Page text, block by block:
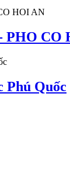
PHO CO
Phú Quốc